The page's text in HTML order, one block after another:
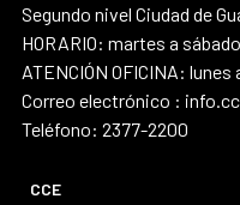
Segundo nivel Ciudad de
HORARIO: martes a
ATENCIÓN OFICINA:
Correo electrónico :
Teléfono: 2377-2200
CCE